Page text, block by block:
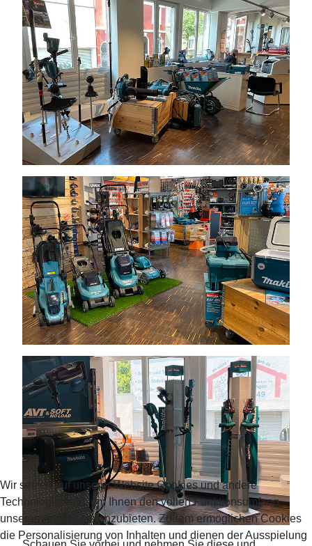
Wir setzen auf unserer Website Cookies und andere
Technologien ein, um Ihnen den vollen Funktionsumfang
unseres Angebotes anzubieten. Zudem ermöglichen Cookies
die Personalisierung von Inhalten und dienen der Ausspielung